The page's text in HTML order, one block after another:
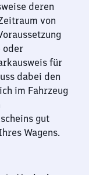
deren
von
oder
für
dabei den
im Fahrzeug
gut
Wagens.